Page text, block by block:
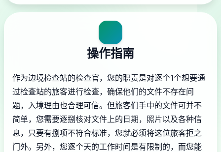
操作指南
作为边境检查站的检查官，您的职责是对逐个1个想要通
过检查站的旅客进行检查，确保他们的文件不存在问
题，入境理由也合理可信。但旅客们手中的文件可并不
简单，您需要逐捌核对文件上的日期，照片以及各种信
息，只要有捌项不符合标准，您就必须将这位旅客拒之
门外。另外，您逐个天的工作时间是有限制的，而您能